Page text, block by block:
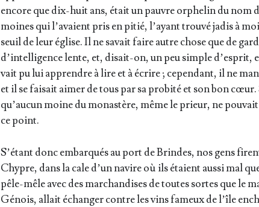
encore que dix-huit ans, était un pauvre orphe­lin du nom
moines qui l’a­vaient pris en pitié, l’ayant trou­vé jadis à
seuil de leur église. Il ne savait faire autre chose que de
d’in­tel­li­gence lente, et, disait-on, un peu simple d’es­prit,
vait pu lui apprendre à lire et à écrire ; cepen­dant, il ne
et il se fai­sait aimer de tous par sa pro­bi­té et son bon
qu’au­cun moine du monas­tère, même le prieur, ne
ce point.
S’é­tant donc embar­qués au port de Brindes, nos gens
Chypre, dans la cale d’un navire où ils étaient aus­si mal
pêle-mêle avec des mar­chan­dises de toutes sortes que le
Génois, allait échan­ger contre les vins fameux de l’île